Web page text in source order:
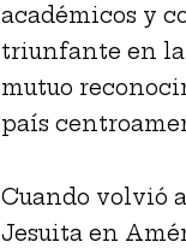
académicos y
triunfante en la
mutuo
país
Cuando volvió
Jesuita en